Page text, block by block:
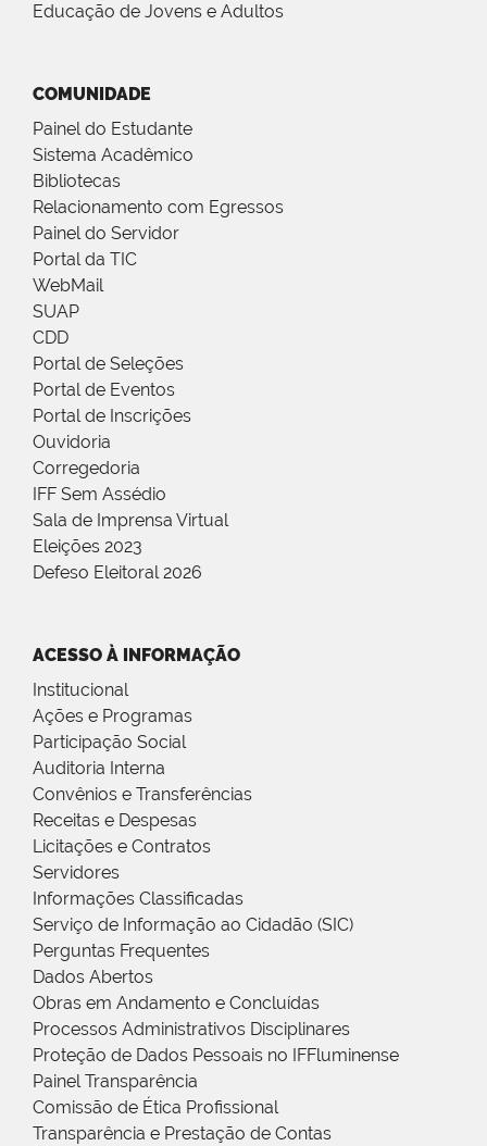
Educação de Jovens e Adultos
COMUNIDADE
Painel do Estudante
Sistema Acadêmico
Bibliotecas
Relacionamento com Egressos
Painel do Servidor
Portal da TIC
WebMail
SUAP
CDD
Portal de Seleções
Portal de Eventos
Portal de Inscrições
Ouvidoria
Corregedoria
IFF Sem Assédio
Sala de Imprensa Virtual
Eleições 2023
Defeso Eleitoral 2026
ACESSO À INFORMAÇÃO
Institucional
Ações e Programas
Participação Social
Auditoria Interna
Convênios e Transferências
Receitas e Despesas
Licitações e Contratos
Servidores
Informações Classificadas
Serviço de Informação ao Cidadão (SIC)
Perguntas Frequentes
Dados Abertos
Obras em Andamento e Concluídas
Processos Administrativos Disciplinares
Proteção de Dados Pessoais no IFFluminense
Painel Transparência
Comissão de Ética Profissional
Transparência e Prestação de Contas